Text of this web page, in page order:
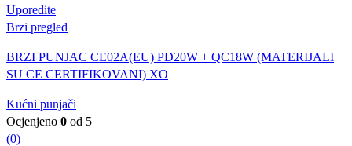
Uporedite
Brzi pregled
BRZI PUNJAC CE02A(EU) PD20W + QC18W (MATERIJALI
SU CE CERTIFIKOVANI) XO
Kućni punjači
Ocjenjeno 0 od 5
(0)